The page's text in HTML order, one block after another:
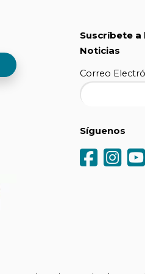
Suscríbete a
Noticias
Correo
Síguenos